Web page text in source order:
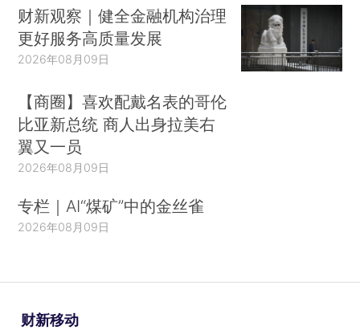
财新观察｜健全金融机构治理
更好服务高质量发展
2026年08月09日
【商圈】喜欢配戴名表的哥伦
比亚新总统 商人出身拉美右
翼又一员
2026年08月09日
专栏｜AI“煤矿”中的金丝雀
2026年08月09日
财新移动